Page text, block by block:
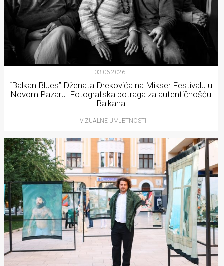
03.06.2026.
“Balkan Blues” Dženata Drekovića na Mikser Festivalu u
Novom Pazaru: Fotografska potraga za autentičnošću
Balkana
VIZUALNE UMJETNOSTI